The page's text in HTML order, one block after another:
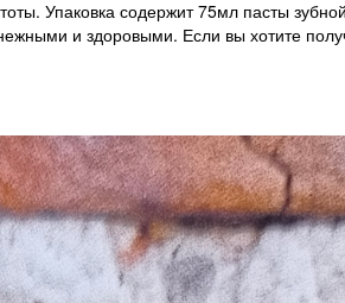
Упаковка содержит 75мл пасты
и здоровыми. Если вы хотите